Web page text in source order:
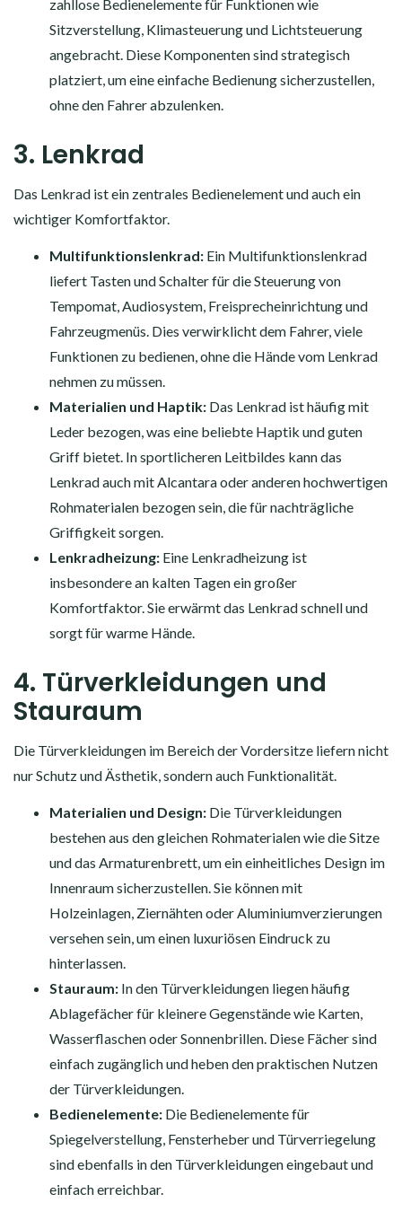
zahllose Bedienelemente für Funktionen wie
Sitzverstellung, Klimasteuerung und Lichtsteuerung
angebracht. Diese Komponenten sind strategisch
platziert, um eine einfache Bedienung sicherzustellen,
ohne den Fahrer abzulenken.
3. Lenkrad
Das Lenkrad ist ein zentrales Bedienelement und auch ein
wichtiger Komfortfaktor.
Multifunktionslenkrad: Ein Multifunktionslenkrad
liefert Tasten und Schalter für die Steuerung von
Tempomat, Audiosystem, Freisprecheinrichtung und
Fahrzeugmenüs. Dies verwirklicht dem Fahrer, viele
Funktionen zu bedienen, ohne die Hände vom Lenkrad
nehmen zu müssen.
Materialien und Haptik: Das Lenkrad ist häufig mit
Leder bezogen, was eine beliebte Haptik und guten
Griff bietet. In sportlicheren Leitbildes kann das
Lenkrad auch mit Alcantara oder anderen hochwertigen
Rohmaterialen bezogen sein, die für nachträgliche
Griffigkeit sorgen.
Lenkradheizung: Eine Lenkradheizung ist
insbesondere an kalten Tagen ein großer
Komfortfaktor. Sie erwärmt das Lenkrad schnell und
sorgt für warme Hände.
4. Türverkleidungen und
Stauraum
Die Türverkleidungen im Bereich der Vordersitze liefern nicht
nur Schutz und Ästhetik, sondern auch Funktionalität.
Materialien und Design: Die Türverkleidungen
bestehen aus den gleichen Rohmaterialen wie die Sitze
und das Armaturenbrett, um ein einheitliches Design im
Innenraum sicherzustellen. Sie können mit
Holzeinlagen, Ziernähten oder Aluminiumverzierungen
versehen sein, um einen luxuriösen Eindruck zu
hinterlassen.
Stauraum: In den Türverkleidungen liegen häufig
Ablagefächer für kleinere Gegenstände wie Karten,
Wasserflaschen oder Sonnenbrillen. Diese Fächer sind
einfach zugänglich und heben den praktischen Nutzen
der Türverkleidungen.
Bedienelemente: Die Bedienelemente für
Spiegelverstellung, Fensterheber und Türverriegelung
sind ebenfalls in den Türverkleidungen eingebaut und
einfach erreichbar.